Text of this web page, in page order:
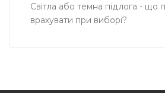
Світла або темна підлога - що
врахувати при виборі?